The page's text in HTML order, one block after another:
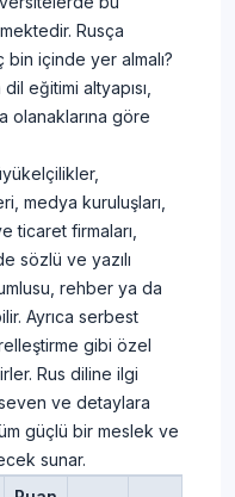
Rusça
içinde yer almalı?
eğitimi altyapısı,
olanaklarına göre
medya kuruluşları,
ticaret firmaları,
sözlü ve yazılı
rehber ya da
Ayrıca serbest
gibi özel
Rus diline ilgi
ve detaylara
güçlü bir meslek ve
sunar.